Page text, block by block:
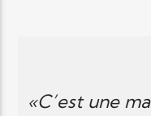
«C’est une